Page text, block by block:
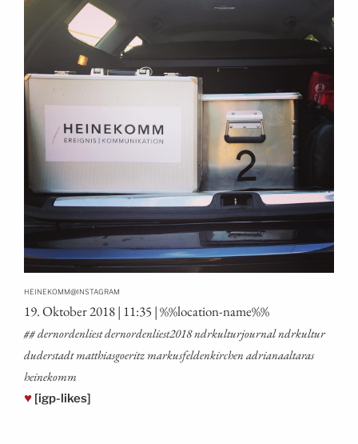
HEINEKOMM@INSTAGRAM
19. Okto­ber 2018 | 11:35 | %%loca­ti­on-name%%
## dern­or­den­liest dernordenliest2018 ndrkul­tur­jour­nal ndrkul­tur
duder­stadt mat­thi­as­goe­ritz mar­kus­fel­den­kir­chen adria­naal­ta­ras
heinekomm
♥ [igp-likes]